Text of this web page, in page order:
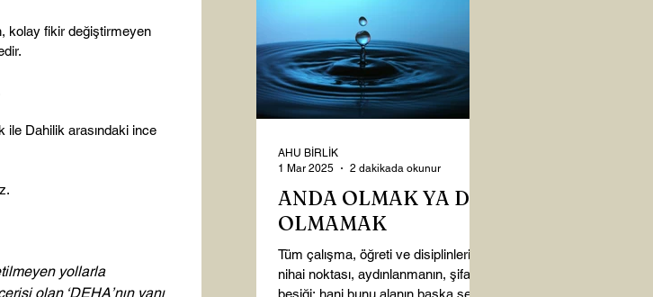
kolay fikir değiştirmeyen
ile Dahilik arasındaki ince
yollarla
olan ‘DEHA’nın yanı
ANDA OLMAK YA DA
OLMAMAK
Tüm çalışma, öğreti ve disiplinlerin
nihai noktası, aydınlanmanın, şifanın
beşiği; hani bunu alanın başka şey
AHU BİRLİK
1 Mar 2025
2 dakikada okunur